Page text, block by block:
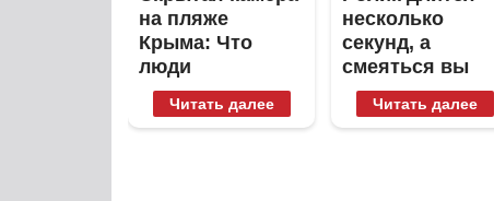
на пляже
Крыма: Что
люди
вытворяют,
когда их не
Читать далее
несколько
секунд, а
смеяться вы
будете долго
Читать далее